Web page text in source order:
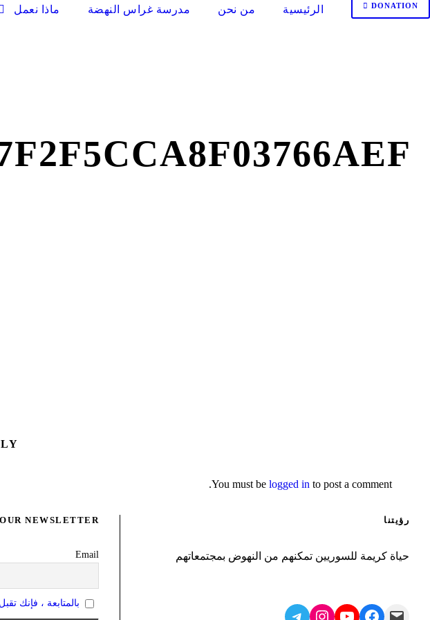
الرئيسية من نحن مدرسة غراس النهضة ماذا نعمل DONATION
You must be logged in to post a comment.
رؤيتنا
حياة كريمة للسوريين تمكنهم من النهوض بمجتمعاتهم
Mail
Facebook
YouTube
Instagram
Telegram
NEWSLETTER
Email
بالمتابعة ، فإنك